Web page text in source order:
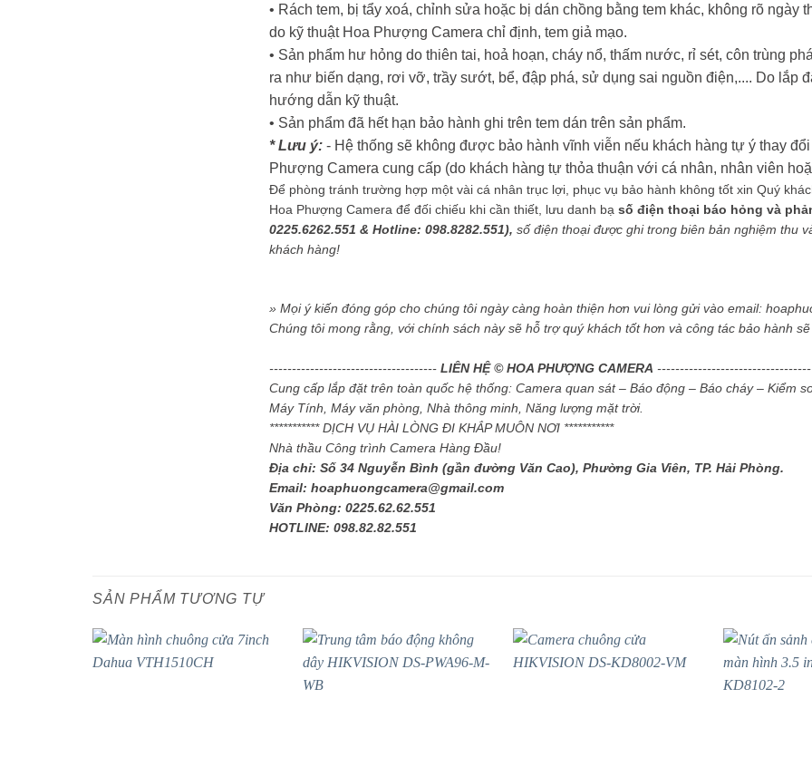
• Rách tem, bị tẩy xoá, chỉnh sửa hoặc bị dán chồng bằng tem khác, không rõ
do kỹ thuật Hoa Phượng Camera chỉ định, tem giả mạo.
• Sản phẩm hư hỏng do thiên tai, hoả hoạn, cháy nổ, thấm nước, rỉ sét, côn trùng
ra như biến dạng, rơi vỡ, trầy sướt, bể, đập phá, sử dụng sai nguồn điện,.... Do lắp
hướng dẫn kỹ thuật.
• Sản phẩm đã hết hạn bảo hành ghi trên tem dán trên sản phẩm.
* Lưu ý: - Hệ thống sẽ không được bảo hành vĩnh viễn nếu khách hàng tự ý thay
Phượng Camera cung cấp (do khách hàng tự thỏa thuận với cá nhân, nhân viên
Để phòng tránh trường hợp một vài cá nhân trục lợi, phục vụ bảo hành không tốt xin Quý
Hoa Phượng Camera để đối chiếu khi cần thiết, lưu danh bạ số điện thoại báo hỏng và
0225.6262.551 & Hotline: 098.8282.551), số điện thoại được ghi trong biên bản nghiệm thu
khách hàng!
» Mọi ý kiến đóng góp cho chúng tôi ngày càng hoàn thiện hơn vui lòng gửi vào email:
Chúng tôi mong rằng, với chính sách này sẽ hỗ trợ quý khách tốt hơn và công tác bảo hành
------------------------------------- LIÊN HỆ © HOA PHƯỢNG CAMERA ----------------------------------
Cung cấp lắp đặt trên toàn quốc hệ thống: Camera quan sát – Báo động – Báo cháy – Kiểm
Máy Tính, Máy văn phòng, Nhà thông minh, Năng lượng mặt trời.
*********** DỊCH VỤ HÀI LÒNG ĐI KHẮP MUÔN NƠI ***********
Nhà thầu Công trình Camera Hàng Đầu!
Địa chỉ: Số 34 Nguyễn Bình (gần đường Văn Cao), Phường Gia Viên, TP. Hải Phòng.
Email: hoaphuongcamera@gmail.com
Văn Phòng: 0225.62.62.551
HOTLINE: 098.82.82.551
SẢN PHẨM TƯƠNG TỰ